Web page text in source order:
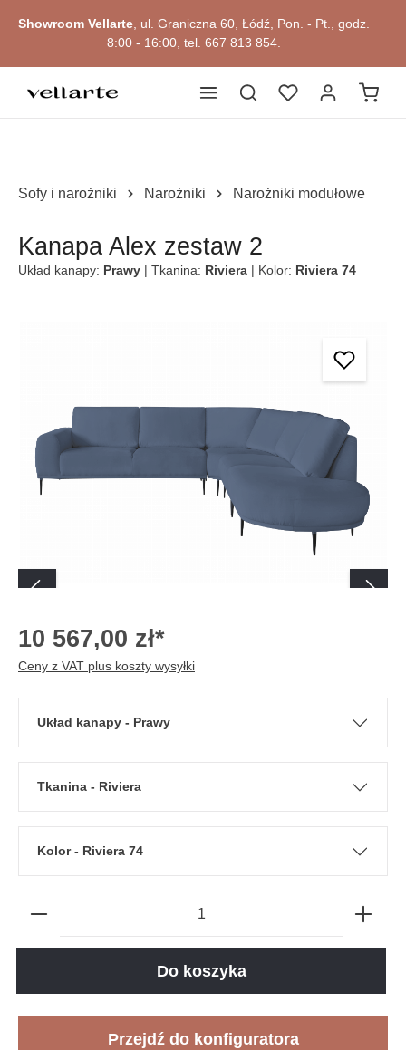
zawartości
Showroom Vellarte , ul. Graniczna 60, Łódź, Pon. - Pt., godz.
8:00 - 16:00, tel. 667 813 854.
Sofy i narożniki Narożniki Narożniki modułowe
Kanapa Alex zestaw 2
Układ kanapy: Prawy | Tkanina: Riviera | Kolor: Riviera 74
10 567,00 zł*
Ceny z VAT plus koszty wysyłki
Układ kanapy - Prawy
Tkanina - Riviera
Kolor - Riviera 74
Do koszyka
Przejdź do konfiguratora